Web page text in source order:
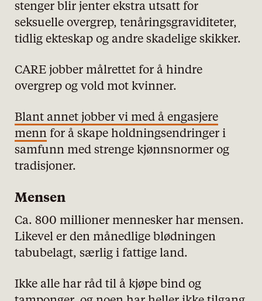
stenger blir jenter ekstra utsatt for
seksuelle overgrep, tenåringsgraviditeter,
tidlig ekteskap og andre skadelige skikker.
CARE jobber målrettet for å hindre
overgrep og vold mot kvinner.
Blant annet jobber vi med å engasjere
menn for å skape holdningsendringer i
samfunn med strenge kjønnsnormer og
tradisjoner.
Mensen
Ca. 800 millioner mennesker har mensen.
Likevel er den månedlige blødningen
tabubelagt, særlig i fattige land.
Ikke alle har råd til å kjøpe bind og